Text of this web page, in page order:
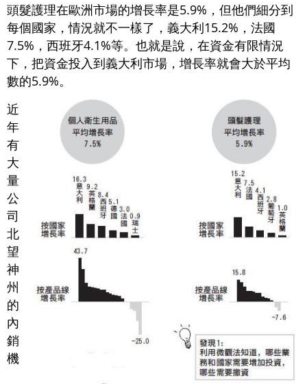
頭髮護理在歐洲市場的增長率是5.9%，但他們細分到
每個國家，情況就不一樣了，義大利15.2%，法國
7.5%，西班牙4.1%等。也就是說，在資金有限情況
下，把資金投入到義大利市場，增長率就會大於平均
數的5.9%。
近
年
有
大
量
公
司
北
望
神
州
的
內
銷
機